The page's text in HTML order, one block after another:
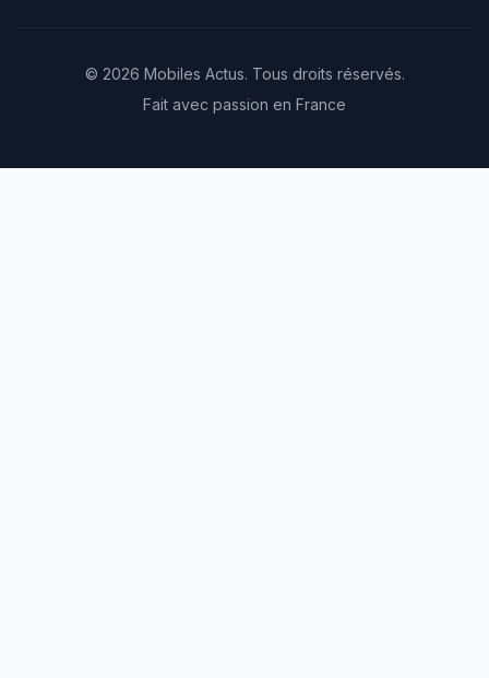
© 2026 Mobiles Actus. Tous droits réservés.
Fait avec passion en France